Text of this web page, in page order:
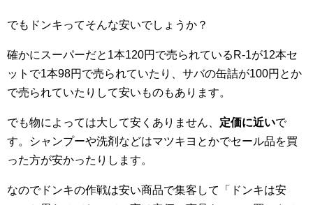
でもドンキってそんな安いでしょうか？
確かにスーパーだと1本120円で売られているR-1が12本セ
ットで1本98円で売られていたり、サバの缶詰が100円とか
で売られていたりして安いものもあります。
でも物によっては大して安くありません、 定価に近いで
す。シャンプーや洗剤などはマツキヨとかでセール品を買
った方が安かったりします。
なのでドンキの作戦は安い商品で集客して「ドンキは安